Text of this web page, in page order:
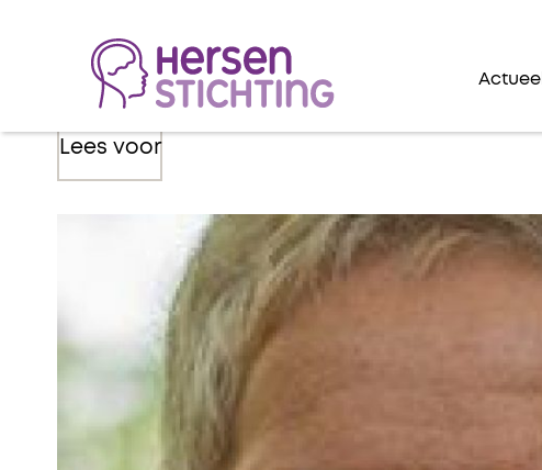
Actueel
Lees voor